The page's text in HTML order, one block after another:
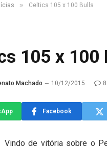
» Celtics 105 x 100 Bulls
105 x 100
Machado 10/12/2015
Facebook
Vindo de vitória sobre o